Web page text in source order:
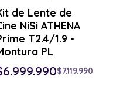
Consulta por el tuyo
de Lente de
NiSi ATHENA
T2.4/1.9 -
PL
$7.119.990